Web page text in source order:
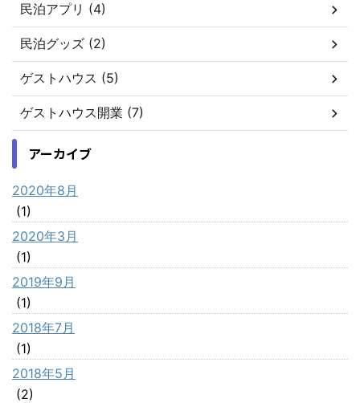
民泊アプリ (4)
民泊グッズ (2)
ゲストハウス (5)
ゲストハウス開業 (7)
アーカイブ
2020年8月
(1)
2020年3月
(1)
2019年9月
(1)
2018年7月
(1)
2018年5月
(2)